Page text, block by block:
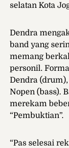
selatan Kota
Dendra
band yang
memang
personil.
Dendra
Nopen (bass).
merekam
“Pembuktian”.
“Pas selesai